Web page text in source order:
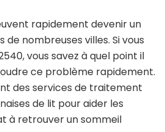
rapidement devenir un
nombreuses villes. Si vous
vous savez à quel point il
ce problème rapidement.
des services de traitement
de lit pour aider les
à retrouver un sommeil